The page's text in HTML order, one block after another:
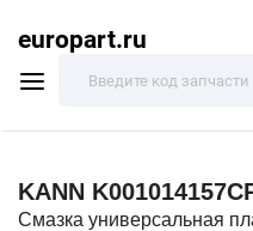
europart.ru
KANN
Смазка универсальная